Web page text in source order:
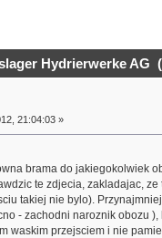
Hydrierwerke AG
21:04:03 »
brama do jakiegokolwiek
te zdjecia, zakladajac,
takiej nie bylo).
- zachodni naroznik obozu
waskim przejsciem i nie